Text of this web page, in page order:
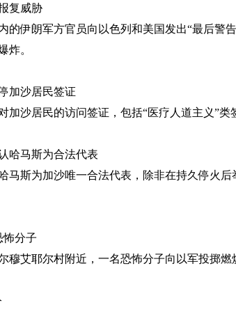
复威胁
的伊朗军方官员向以色列和美国发出“最后警
炸。
沙居民签证
加沙居民的访问签证，包括“医疗人道主义”类
马斯为合法代表
马斯为加沙唯一合法代表，除非在持久停火
怖分子
穆艾耶尔村附近，一名恐怖分子向以军投掷燃